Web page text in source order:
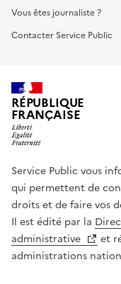
Vous êtes journaliste ?
Contacter Service Public
RÉPUBLIQUE
FRANÇAISE
Service Public vous
qui permettent de
droits et de faire vos
Il est édité par la
administrative
et
administrations